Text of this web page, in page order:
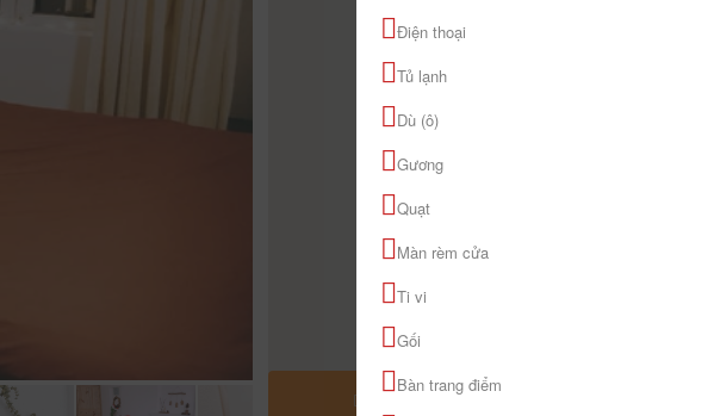
MỞ RỘNG BẢN ĐỒ
Điện thoại
Tủ lạnh
Dù (ô)
Gương
Quạt
Màn rèm cửa
Ti vi
Gối
Bàn trang điểm